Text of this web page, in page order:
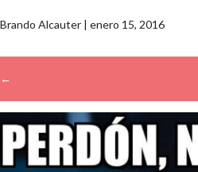
Brando Alcauter | enero 15, 2016
←
→